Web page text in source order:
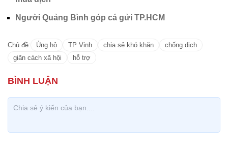
Người Quảng Bình góp cá gửi TP.HCM
Chủ đề: Ủng hộ TP Vinh chia sẻ khó khăn
chống dịch
giãn cách xã hội
hỗ trợ